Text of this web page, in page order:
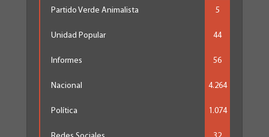
Partido Verde Animalista 5
Unidad Popular 44
Informes 56
Nacional 4.264
Política 1.074